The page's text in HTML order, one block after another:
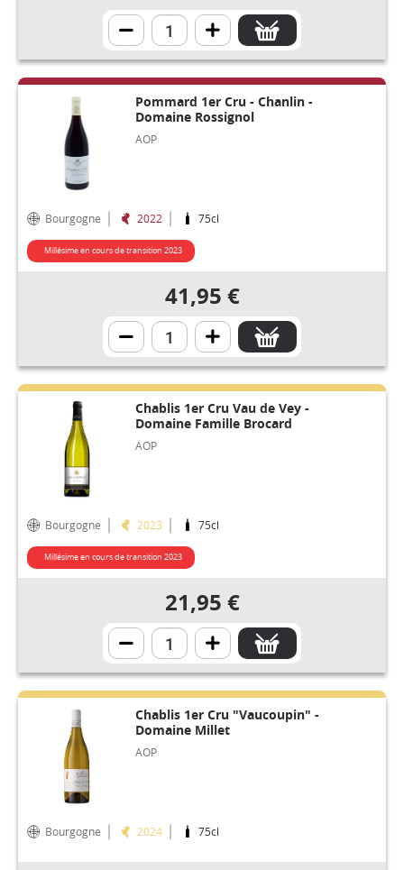
Pommard 1er Cru - Chanlin -
Domaine Rossignol
AOP
Bourgogne 2022 75cl
Millésime en cours de transition 2023
41,95 €
Chablis 1er Cru Vau de Vey -
Domaine Famille Brocard
AOP
Bourgogne 2023 75cl
Millésime en cours de transition 2023
21,95 €
Chablis 1er Cru "Vaucoupin" -
Domaine Millet
AOP
Bourgogne 2024 75cl